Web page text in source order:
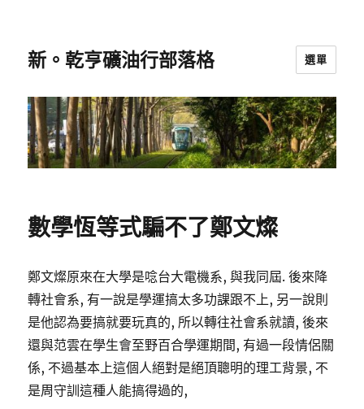
新。乾亨礦油行部落格 選單
數學恆等式騙不了鄭文燦
鄭文燦原來在大學是唸台大電機系, 與我同屆. 後來降
轉社會系, 有一說是學運搞太多功課跟不上, 另一說則
是他認為要搞就要玩真的, 所以轉往社會系就讀, 後來
還與范雲在學生會至野百合學運期間, 有過一段情侶關
係, 不過基本上這個人絕對是絕頂聰明的理工背景, 不
是周守訓這種人能搞得過的,